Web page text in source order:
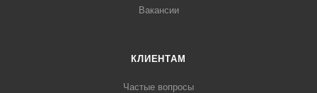
Вакансии
КЛИЕНТАМ
Частые вопросы